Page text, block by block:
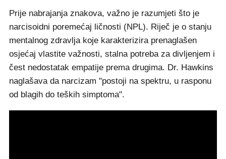
Prije nabrajanja znakova, važno je razumjeti što je
narcisoidni poremećaj ličnosti (NPL). Riječ je o stanju
mentalnog zdravlja koje karakterizira prenaglašen
osjećaj vlastite važnosti, stalna potreba za divljenjem i
čest nedostatak empatije prema drugima. Dr. Hawkins
naglašava da narcizam "postoji na spektru, u rasponu
od blagih do teških simptoma".